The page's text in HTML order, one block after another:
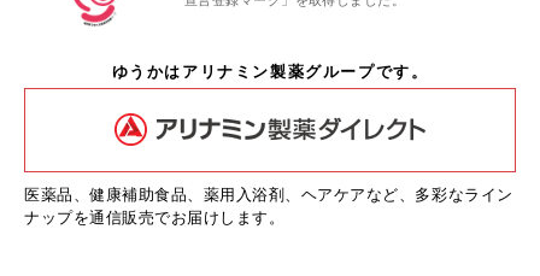
ゆうかはアリナミン製薬グループです。
医薬品、健康補助食品、薬用入浴剤、ヘアケアなど、多彩なライン
ナップを通信販売でお届けします。